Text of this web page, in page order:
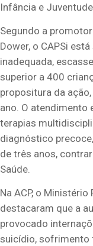
Infância e
Segundo a
Dower, o CAPSi
inadequada,
superior a 400
propositura da
ano. O atendimento
terapias
diagnóstico
de três anos,
Saúde.
Na ACP, o
destacaram que a
provocado
suicídio, sofrimento